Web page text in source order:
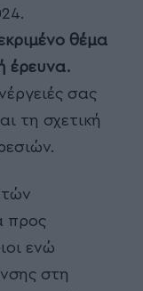
θέμα
έρευνα.
σας
τη σχετική
προς
ενώ
στη